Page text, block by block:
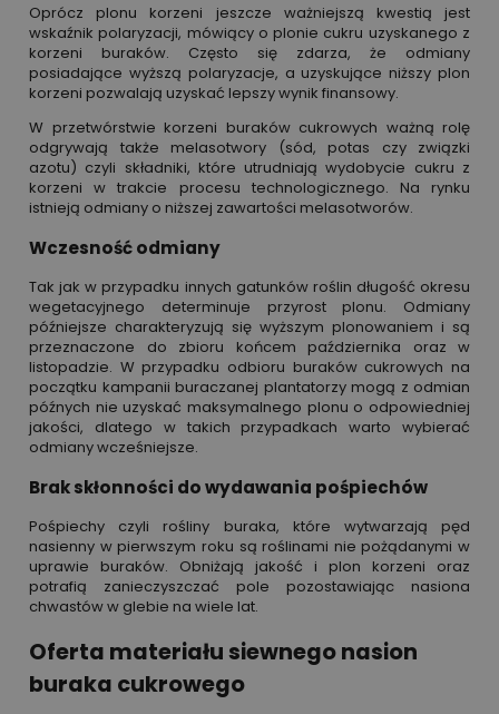
Oprócz plonu korzeni jeszcze ważniejszą kwestią jest
wskaźnik polaryzacji, mówiący o plonie cukru uzyskanego z
korzeni buraków. Często się zdarza, że odmiany
posiadające wyższą polaryzacje, a uzyskujące niższy plon
korzeni pozwalają uzyskać lepszy wynik finansowy.
W przetwórstwie korzeni buraków cukrowych ważną rolę
odgrywają także melasotwory (sód, potas czy związki
azotu) czyli składniki, które utrudniają wydobycie cukru z
korzeni w trakcie procesu technologicznego. Na rynku
istnieją odmiany o niższej zawartości melasotworów.
Wczesność odmiany
Tak jak w przypadku innych gatunków roślin długość okresu
wegetacyjnego determinuje przyrost plonu. Odmiany
późniejsze charakteryzują się wyższym plonowaniem i są
przeznaczone do zbioru końcem października oraz w
listopadzie. W przypadku odbioru buraków cukrowych na
początku kampanii buraczanej plantatorzy mogą z odmian
późnych nie uzyskać maksymalnego plonu o odpowiedniej
jakości, dlatego w takich przypadkach warto wybierać
odmiany wcześniejsze.
Brak skłonności do wydawania pośpiechów
Pośpiechy czyli rośliny buraka, które wytwarzają pęd
nasienny w pierwszym roku są roślinami nie pożądanymi w
uprawie buraków. Obniżają jakość i plon korzeni oraz
potrafią zanieczyszczać pole pozostawiając nasiona
chwastów w glebie na wiele lat.
Oferta materiału siewnego nasion
buraka cukrowego